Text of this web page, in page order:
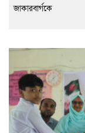
জাকারবার্গকে